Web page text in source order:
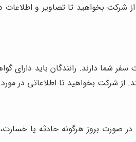
بخواهید تا تصاویر و اطلاعات
دارند. رانندگان باید دارای
از شرکت بخواهید تا اطلاعاتی در
صورت بروز هرگونه حادثه یا